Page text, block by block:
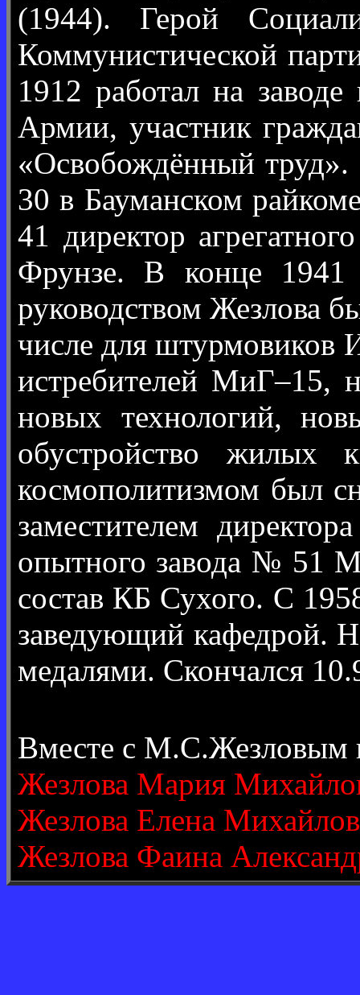
(1944). Герой
Коммунистической
1912 работал на
Армии, участник
«Освобождённый труд».
30 в Бауманском
41 директор
Фрунзе. В конце
руководством Жезлова
числе для штурмовиков
истребителей МиГ–15,
новых технологий,
обустройство
космополитизмом был
заместителем
опытного завода № 51
состав КБ Сухого. С
заведующий кафедрой.
медалями. Скончался
Вместе с М.С.Жезловым
Жезлова Мария
Жезлова Елена
Жезлова Фаина